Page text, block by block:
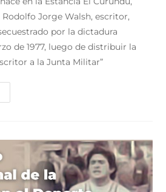
Jorge Walsh, escritor,
por la dictadura
de 1977, luego de distribuir la
a la Junta Militar”